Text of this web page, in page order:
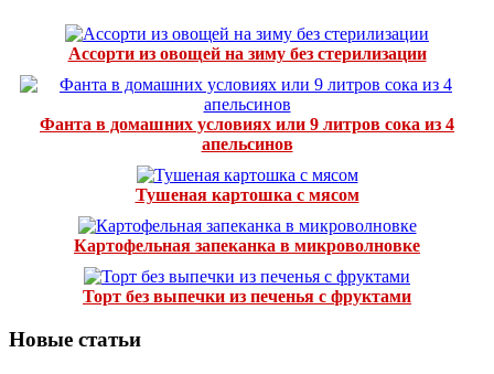
Ассорти из овощей на зиму без стерилизации
Фанта в домашних условиях или 9 литров сока из 4
апельсинов
Тушеная картошка с мясом
Картофельная запеканка в микроволновке
Торт без выпечки из печенья с фруктами
Новые статьи